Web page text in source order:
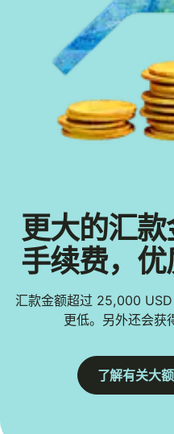
更大的汇
手续费，
汇款金额超过 25,000
更低。另外还会获
了解有关大